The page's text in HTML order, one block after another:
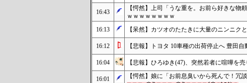
16:43
【愕然】上司「うな重を。お前ら好きな
ｗｗｗｗｗｗｗｗ
16:13 【呆然】カツオのたたきに大量のニンニク
16:12 【悲報】トヨタ 10車種の出荷停止へ 豊田
16:04 【悲報】ひろゆき(47)、突然若者に喧嘩を
16:01 【愕然】娘に「お前息臭いから死んで！冗